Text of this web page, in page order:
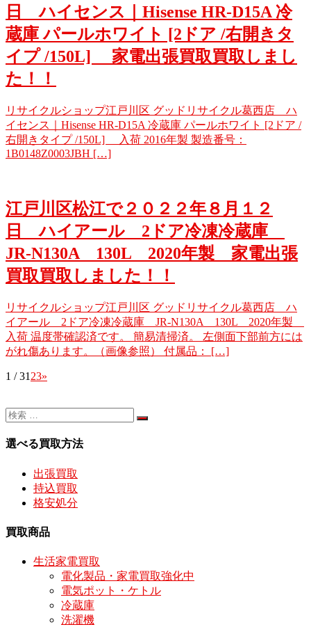
日 ハイセンス｜Hisense HR-D15A 冷
蔵庫 パールホワイト [2ドア /右開きタ
イプ /150L] 家電出張買取買取しまし
た！！
リサイクルショップ江戸川区 グッドリサイクル葛西店 ハ
イセンス｜Hisense HR-D15A 冷蔵庫 パールホワイト [2ドア /
右開きタイプ /150L] 入荷 2016年製 製造番号：
1B0148Z0003JBH […]
江戸川区松江で２０２２年８月１２
日 ハイアール 2ドア冷凍冷蔵庫
JR-N130A 130L 2020年製 家電出張
買取買取しました！！
リサイクルショップ江戸川区 グッドリサイクル葛西店 ハ
イアール 2ドア冷凍冷蔵庫 JR-N130A 130L 2020年製
入荷 温度帯確認済です。 簡易清掃済。 左側面下部前方には
がれ傷あります。（画像参照） 付属品： […]
1 / 31 23»
選べる買取方法
出張買取
持込買取
格安処分
買取商品
生活家電買取
電化製品・家電買取強化中
電気ポット・ケトル
冷蔵庫
洗濯機